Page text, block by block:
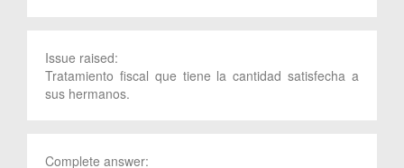
Issue raised:
Tratamiento fiscal que tiene la cantidad satisfecha a
sus hermanos.
Complete answer: